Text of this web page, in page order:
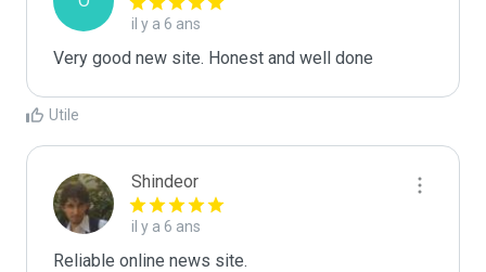
il y a 6 ans
Very good new site. Honest and well done
Utile
Shindeor
il y a 6 ans
Reliable online news site.